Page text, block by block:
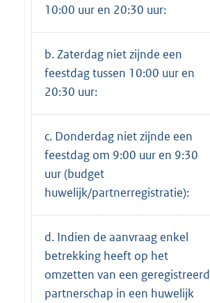
10:00 uur en 20:30 uur:
b. Zaterdag niet zijnde een
feestdag tussen 10:00 uur en
20:30 uur:
c. Donderdag niet zijnde een
feestdag om 9:00 uur en 9:30
uur (budget
huwelijk/partnerregistratie):
d. Indien de aanvraag enkel
betrekking heeft op het
omzetten van een geregistreerd
partnerschap in een huwelijk